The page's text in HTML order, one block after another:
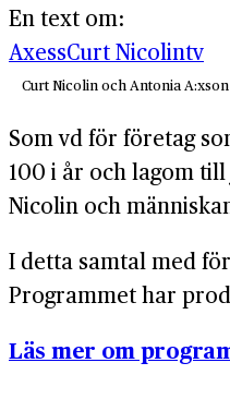
En text om:
AxessCurt Nicolintv
Curt Nicolin och Antonia
Som vd för företag
100 i år och lagom
Nicolin och
I detta samtal med
Programmet har
Läs mer om